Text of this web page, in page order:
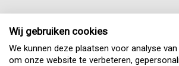
Wij gebruiken cookies
We kunnen deze plaatsen voor analyse
om onze website te verbeteren,